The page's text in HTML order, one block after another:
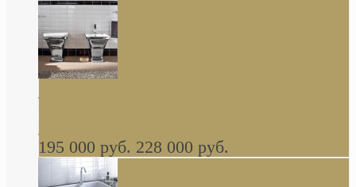
Butterfly Scarabeo КОМПЛЕКТ санфаянса
глянцевая платина В НАЛИЧИИ
195 000 руб. 228 000 руб.